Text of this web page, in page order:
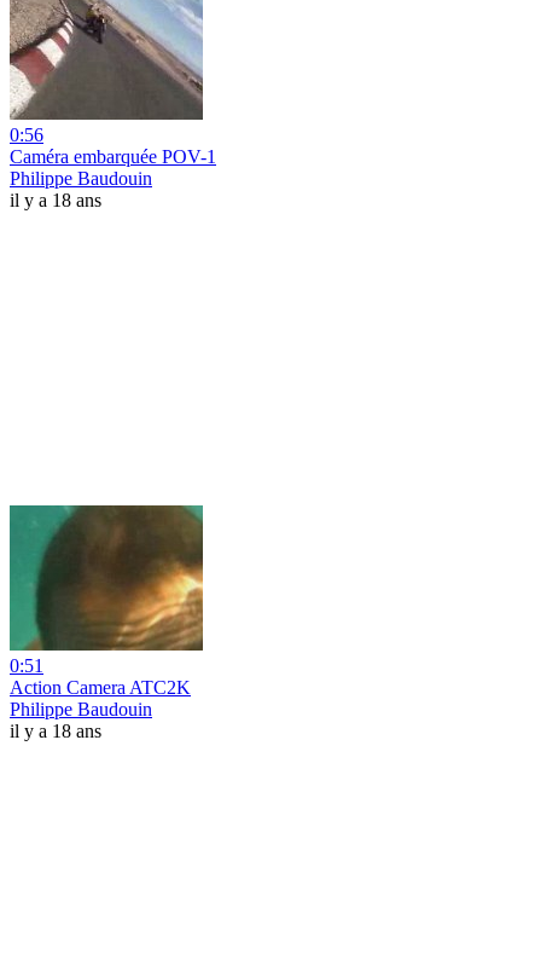
0:56
Caméra embarquée POV-1
Philippe Baudouin
il y a 18 ans
0:51
Action Camera ATC2K
Philippe Baudouin
il y a 18 ans